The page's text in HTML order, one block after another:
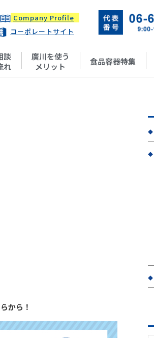
Company Profile
コーポレートサイト
談
れ
廣川を使う
メリット
食品容器特集
から！